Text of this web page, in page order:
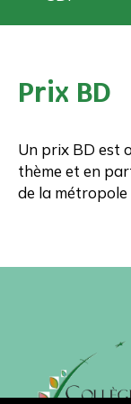
Prix BD
Un prix BD est
thème et en
de la métropole